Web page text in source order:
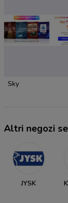
Sky
Altri negozi
JYSK